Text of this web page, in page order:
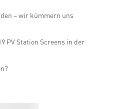
– wir kümmern uns
PV Station Screens in der